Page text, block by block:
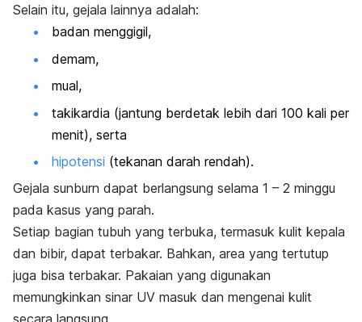
Selain itu, gejala lainnya adalah:
badan menggigil,
demam,
mual,
takikardia (jantung berdetak lebih dari 100 kali per
menit), serta
hipotensi (tekanan darah rendah).
Gejala sunburn dapat berlangsung selama 1 – 2 minggu
pada kasus yang parah.
Setiap bagian tubuh yang terbuka, termasuk kulit kepala
dan bibir, dapat terbakar. Bahkan, area yang tertutup
juga bisa terbakar. Pakaian yang digunakan
memungkinkan sinar UV masuk dan mengenai kulit